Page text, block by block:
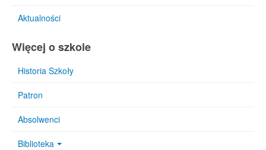
Aktualności
Więcej o szkole
Historia Szkoły
Patron
Absolwenci
Biblioteka